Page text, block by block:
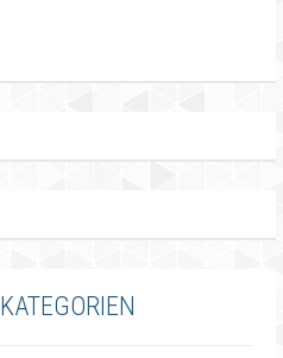
KATEGORIEN